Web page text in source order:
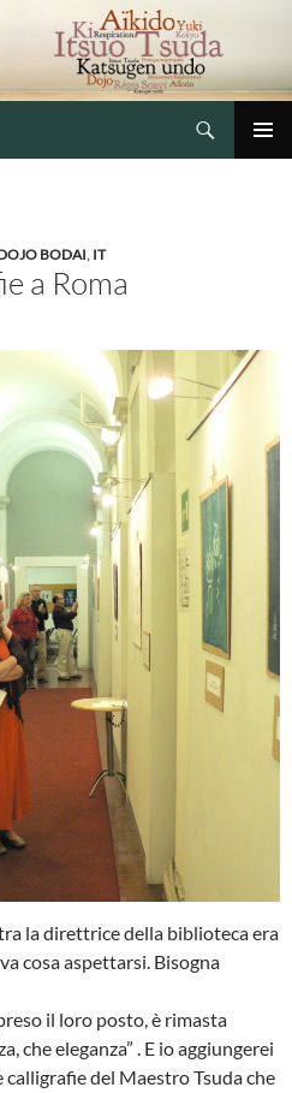
BODAI, IT
a Roma
la direttrice della biblioteca era
cosa aspettarsi. Bisogna
il loro posto, è rimasta
che eleganza” . E io aggiungerei
calligrafie del Maestro Tsuda che